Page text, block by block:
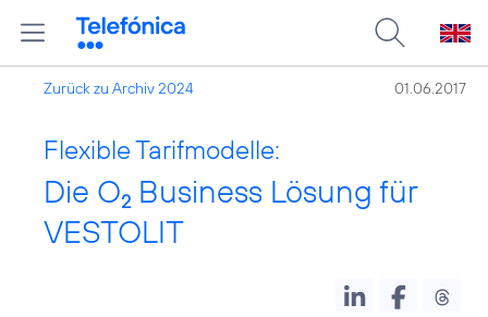
Zurück zu Archiv 2024 01.06.2017
Flexible Tarifmodelle:
Die O2 Business Lösung für
VESTOLIT